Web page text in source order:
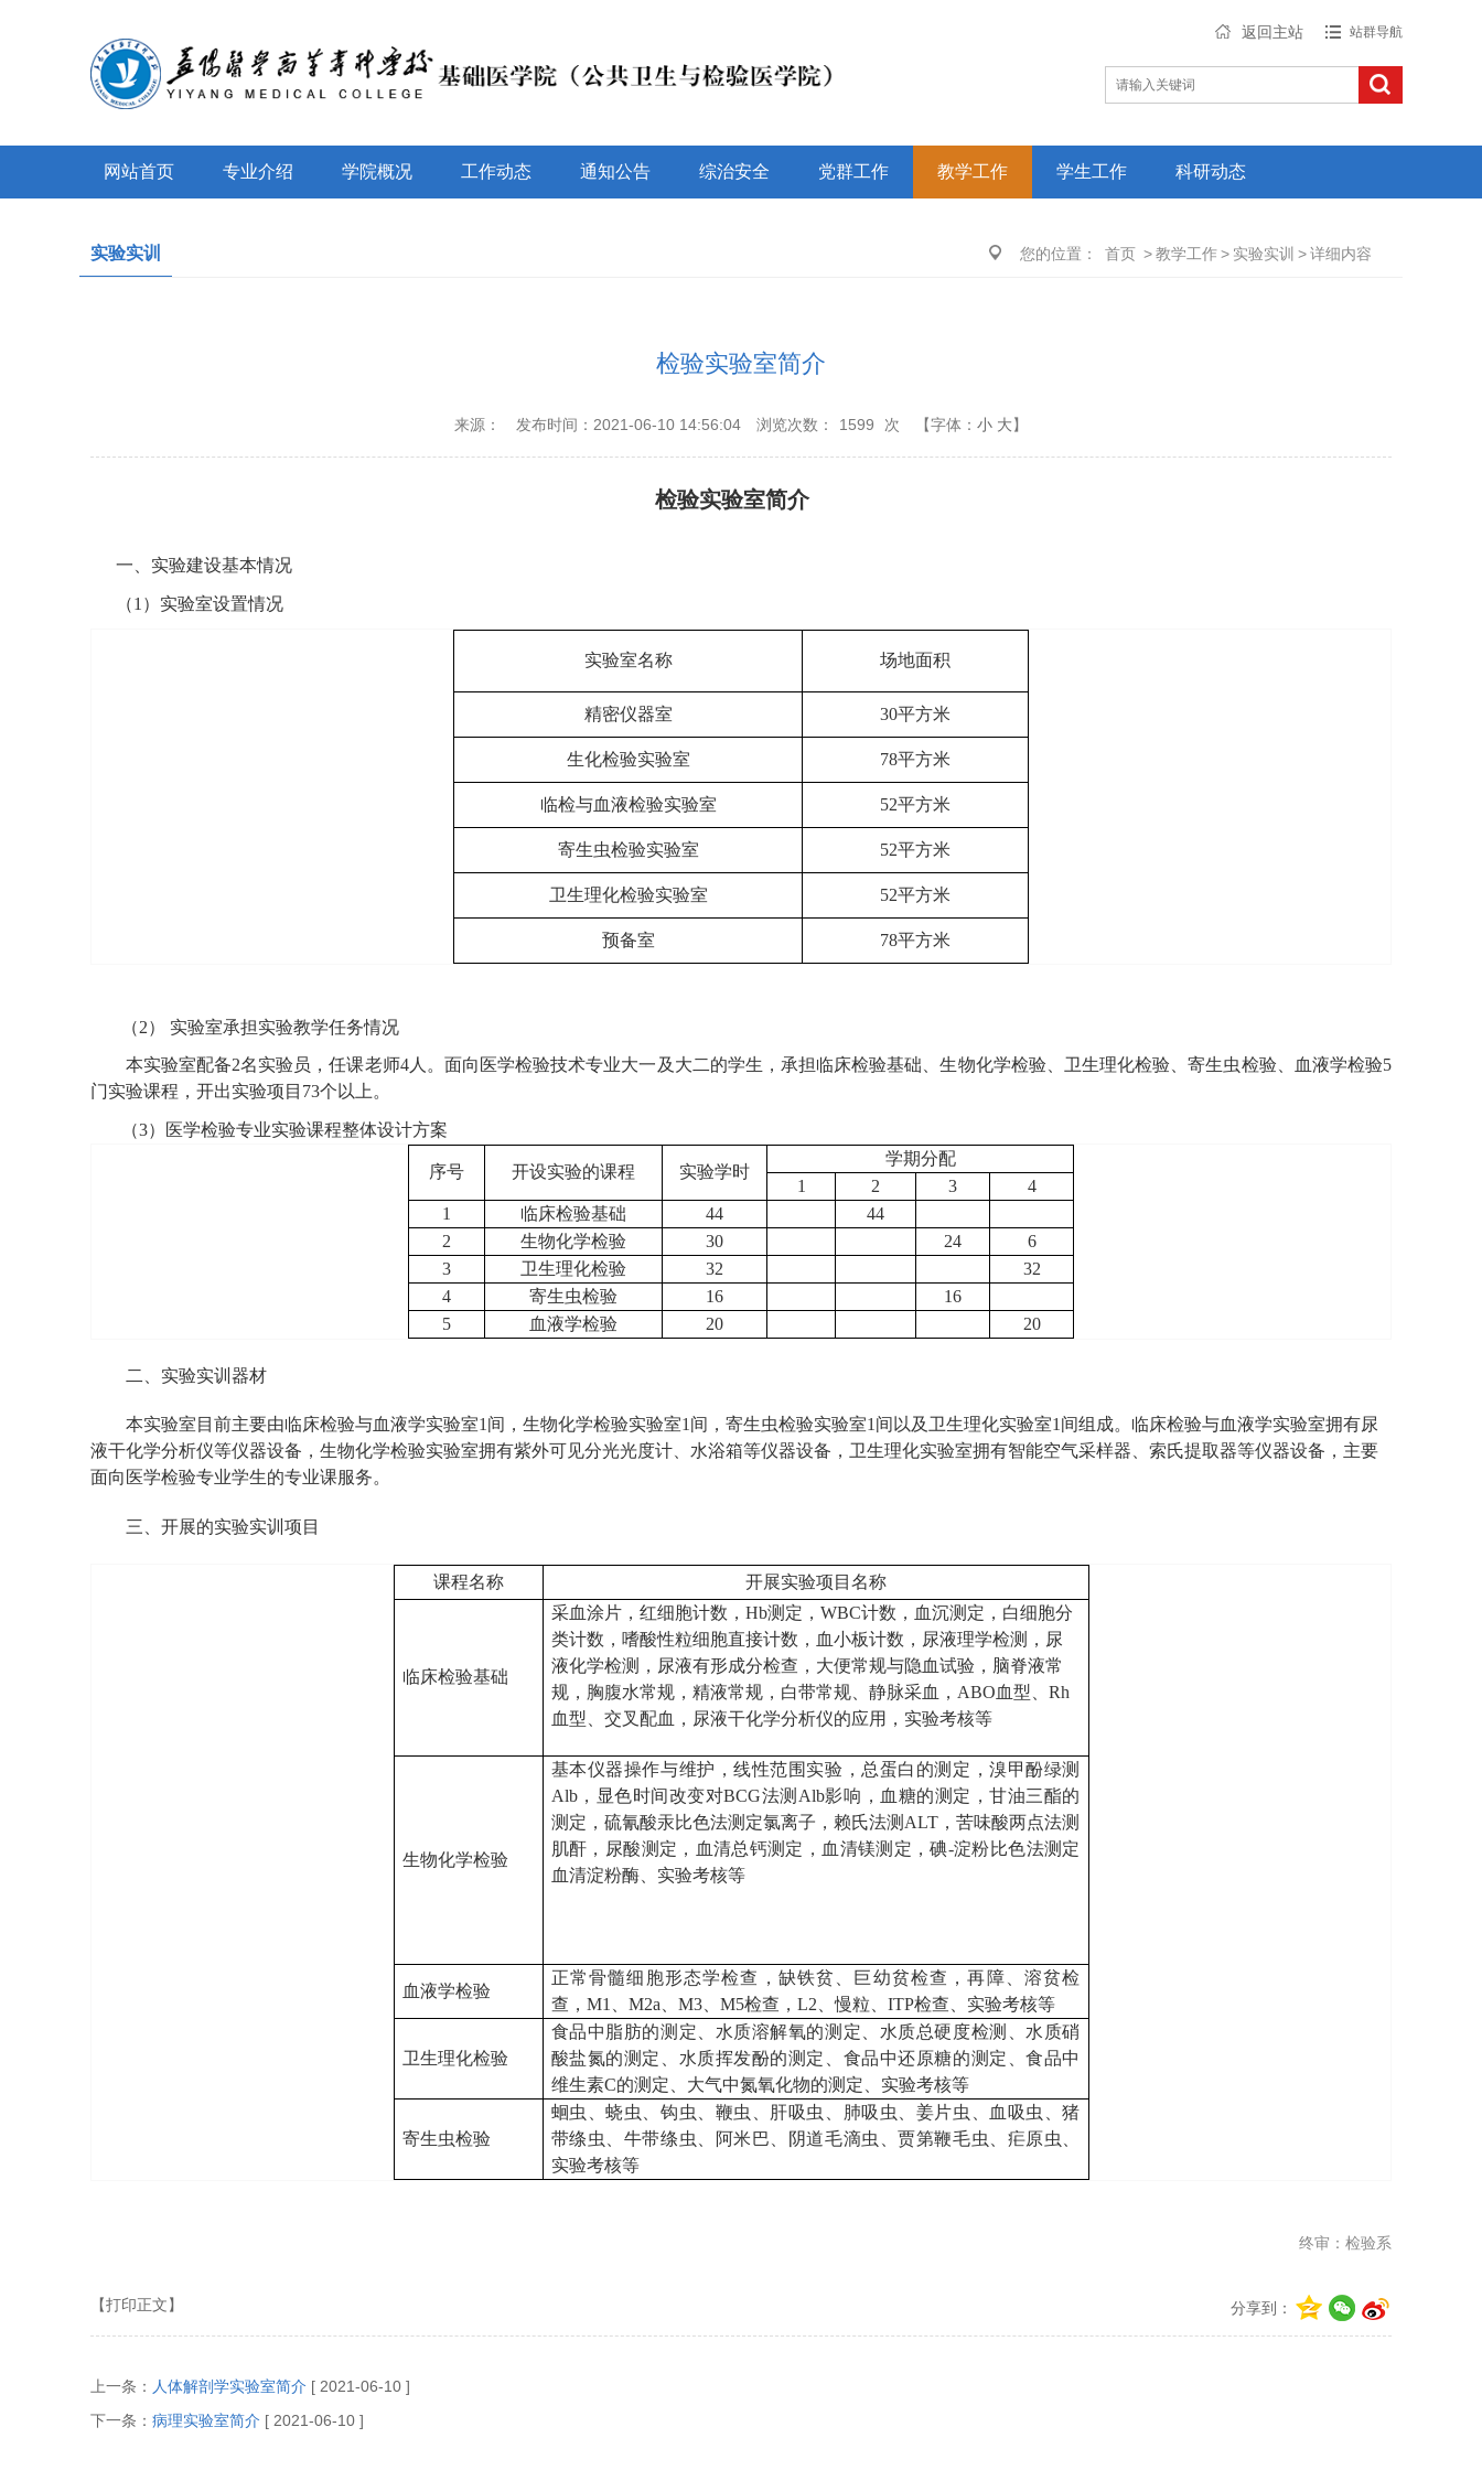
返回主站 站群导航
网站首页 专业介绍 学院概况 工作动态 通知公告 综治安全 党群工作 教学工作 学生工作 科研动态
您的位置： 首页 >教学工作> 实验实训 >详细内容
实验实训
检验实验室简介
来源： 发布时间：2021-06-10 14:56:04 浏览次数： 1599 次 【字体： 小 大】
检验实验室简介
一、实验建设基本情况
（1）实验室设置情况
实验室名称 场地面积
精密仪器室 30平方米
生化检验实验室 78平方米
临检与血液检验实验室 52平方米
寄生虫检验实验室 52平方米
卫生理化检验实验室 52平方米
预备室 78平方米
（2） 实验室承担实验教学任务情况
本实验室配备2名实验员，任课老师4人。面向医学检验技术专业大一及大二的学生，承担临床检验基础、生物化学检验、卫生理化检验、寄生虫检验、血液学检验5
门实验课程，开出实验项目73个以上。
（3）医学检验专业实验课程整体设计方案
序号 开设实验的课程 实验学时
学期分配
1
2 3
4
1
临床检验基础 44
44
2
生物化学检验 30 24
6
3
卫生理化检验 32
32
4
寄生虫检验 16
16
5
血液学检验 20 20
二、实验实训器材
本实验室目前主要由临床检验与血液学实验室1间，生物化学检验实验室1间，寄生虫检验实验室1间以及卫生理化实验室1间组成。临床检验与血液学实验室拥有尿
液干化学分析仪等仪器设备，生物化学检验实验室拥有紫外可见分光光度计、水浴箱等仪器设备，卫生理化实验室拥有智能空气采样器、索氏提取器等仪器设备，主要
面向医学检验专业学生的专业课服务。
三、开展的实验实训项目
课程名称 开展实验项目名称
临床检验基础
采血涂片，红细胞计数，Hb测定，WBC计数，血沉测定，白细胞分
类计数，嗜酸性粒细胞直接计数，血小板计数，尿液理学检测，尿
液化学检测，尿液有形成分检查，大便常规与隐血试验，脑脊液常
规，胸腹水常规，精液常规，白带常规、静脉采血，ABO血型、Rh
血型、交叉配血，尿液干化学分析仪的应用，实验考核等
生物化学检验
基本仪器操作与维护，线性范围实验，总蛋白的测定，溴甲酚绿测
Alb，显色时间改变对BCG法测Alb影响，血糖的测定，甘油三酯的
测定，硫氰酸汞比色法测定氯离子，赖氏法测ALT，苦味酸两点法测
肌酐，尿酸测定，血清总钙测定，血清镁测定，碘-淀粉比色法测定
血清淀粉酶、实验考核等
血液学检验
正常骨髓细胞形态学检查，缺铁贫、巨幼贫检查，再障、溶贫检
查，M1、M2a、M3、M5检查，L2、慢粒、ITP检查、实验考核等
卫生理化检验
食品中脂肪的测定、水质溶解氧的测定、水质总硬度检测、水质硝
酸盐氮的测定、水质挥发酚的测定、食品中还原糖的测定、食品中
维生素C的测定、大气中氮氧化物的测定、实验考核等
寄生虫检验
蛔虫、蛲虫、钩虫、鞭虫、肝吸虫、肺吸虫、姜片虫、血吸虫、猪
带绦虫、牛带绦虫、阿米巴、阴道毛滴虫、贾第鞭毛虫、疟原虫、
实验考核等
终审：检验系
分享到：
【打印正文】
上一条： 人体解剖学实验室简介 [ 2021-06-10 ]
下一条： 病理实验室简介 [ 2021-06-10 ]